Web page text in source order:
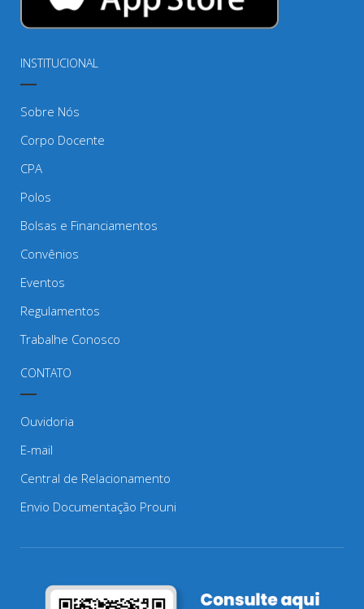
INSTITUCIONAL
Sobre Nós
Corpo Docente
CPA
Polos
Bolsas e Financiamentos
Convênios
Eventos
Regulamentos
Trabalhe Conosco
CONTATO
Ouvidoria
E-mail
Central de Relacionamento
Envio Documentação Prouni